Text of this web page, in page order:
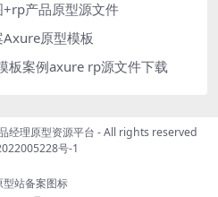
+rp产品原型源文件
原型模板
板案例axure rp源文件下载
经理原型资源平台 - All rights reserved
号-1